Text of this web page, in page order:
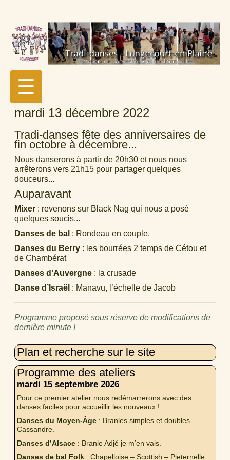
☰
mardi 13 décembre 2022
Tradi-danses fête des anniversaires de
fin octobre à décembre...
Nous danserons à partir de 20h30 et nous nous
arrêterons vers 21h15 pour partager quelques
douceurs...
Auparavant
Mixer: revenons sur Black Nag qui nous a posé
quelques soucis...
Danses de bal : Rondeau en couple,
Danses du Berry: les bourrées 2 temps de Cétou et
de Chambérat
Danses d’Auvergne: la crusade
Danse d’Israël : Manavu, l’échelle de Jacob
Programme proposé sous réserve de modifications de
dernière minute !
Plan et recherche sur le site
Programme des ateliers
mardi 15 septembre 2026
Pour ce premier atelier nous redémarrerons avec des
danses faciles pour accueillir les nouveaux !
Danses du Moyen-Âge: Branles simples et doubles –
Cassandre.
Danses d’Alsace: Branle Adjé je m’en vais.
Danses de bal Folk: Chapelloise – Scottish – Pieternelle.